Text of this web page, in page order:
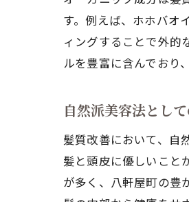
す。例えば、ホホバオ
ィングすることで外的
ルを豊富に含んでおり
自然派美容法とし
髪質改善において、自
髪と頭皮に優しいこと
が多く、八軒屋町の豊